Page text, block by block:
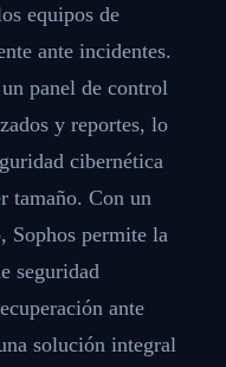
equipos de
ante incidentes.
panel de control
y reportes, lo
cibernética
tamaño. Con un
Sophos permite la
seguridad
ante
solución integral